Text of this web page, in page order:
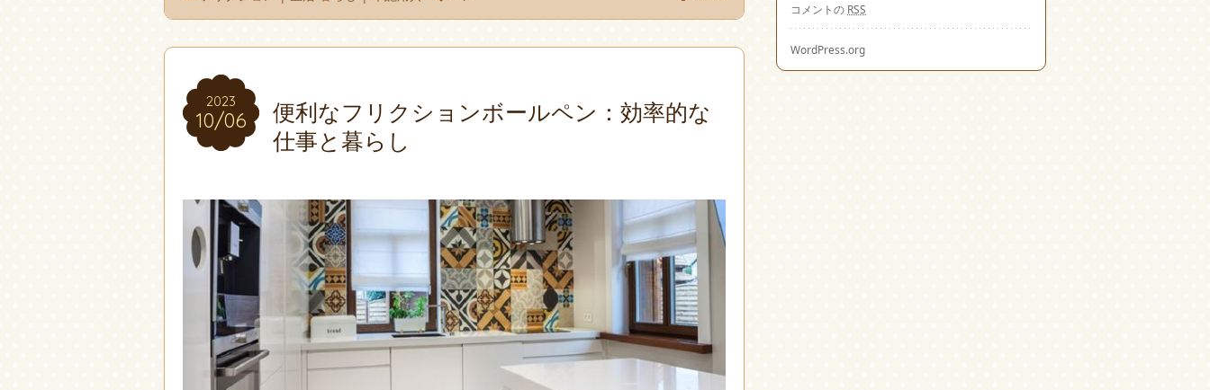
2023
10/06
2023
10/06
便利なフリクションボールペン：効率的な
仕事と暮らし
コメントの RSS
WordPress.org